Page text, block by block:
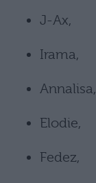
J-Ax,
Irama,
Annalisa,
Elodie,
Fedez,